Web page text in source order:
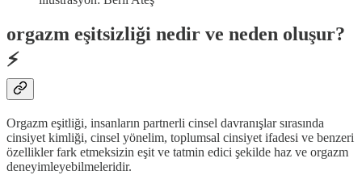
orgazm eşitsizliği nedir ve neden oluşur?
⚡️
Orgazm eşitliği, insanların partnerli cinsel davranışlar sırasında
cinsiyet kimliği, cinsel yönelim, toplumsal cinsiyet ifadesi ve benzeri
özellikler fark etmeksizin eşit ve tatmin edici şekilde haz ve orgazm
deneyimleyebilmeleridir.